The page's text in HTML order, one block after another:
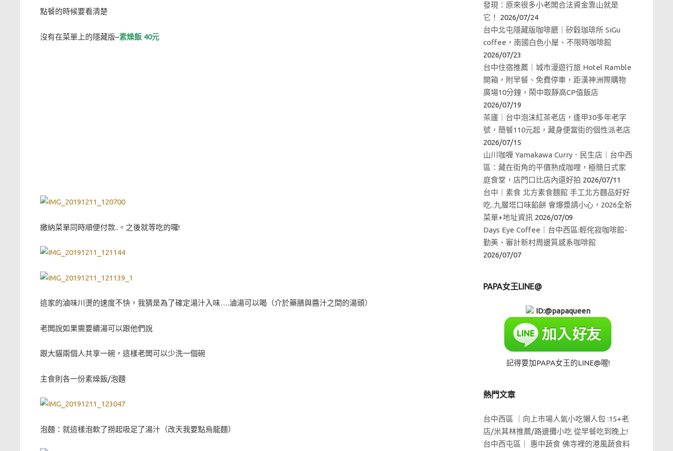
點餐的時候要看清楚
沒有在菜單上的隱藏版–素燥飯 40元
繳納菜單同時順便付款..。之後就等吃的囉!
這家的滷味川燙的速度不快，我猜是為了確定湯汁入味….滷湯可以喝（介於藥膳與醬汁之間的湯頭）
老闆說如果需要續湯可以跟他們說
跟大貓兩個人共享一碗，這樣老闆可以少洗一個碗
主食則各一份素燥飯/泡麵
泡麵：就這樣泡軟了撈起吸足了湯汁（改天我要點烏龍麵）
發現：原來很多小老闆合法資金靠山就是
它！
2026/07/24
台中北屯隱藏版咖啡廳｜矽穀珈琲所 SiGu
coffee，南國白色小屋、不限時咖啡館
2026/07/23
台中住宿推薦｜城市漫遊行旅 Hotel Ramble
開箱，附早餐、免費停車，距漢神洲際購物
廣場10分鐘，鬧中取靜高CP值飯店
2026/07/19
茶廬｜台中泡沫紅茶老店，逢甲30多年老字
號，簡餐110元起，藏身便當街的個性派老店
2026/07/15
山川咖喱 Yamakawa Curry．民生店｜台中西
區：藏在街角的平價熟成咖哩，極簡日式家
庭食堂，店門口比店內還好拍 2026/07/11
台中｜素食 北方素食麵館 手工北方麵品好好
吃..九層塔口味餡餅 會爆漿請小心，2026全新
菜單+地址資訊 2026/07/09
Days Eye Coffee｜台中西區:輕侘寂咖啡館-
勤美、審計新村周邊質感系咖啡館
2026/07/07
PAPA女王LINE@
ID:@papaqueen
記得要加PAPA女王的LINE@喔!
熱門文章
台中西區 ｜向上市場人氣小吃懶人包 :15+老
店/米其林推薦/路邊攤小吃 從早餐吃到晚上!
台中西屯區｜ 惠中蔬食 佛寺裡的港風蔬食料